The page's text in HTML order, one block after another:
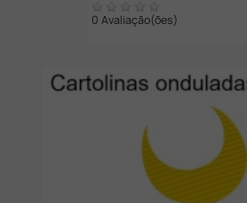
0 Avaliação(ões)